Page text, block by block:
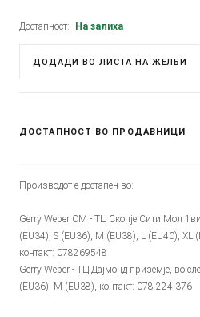
Достапност: На залиха
ДОДАДИ ВО ЛИСТА НА ЖЕЛБИ
ДОСТАПНОСТ ВО ПРОДАВНИЦИ
Производот е достапен во:
Gerry Weber CM - ТЦ Скопје Сити Мол
(EU34), S (EU36), M (EU38), L (EU40), XL
контакт: 078269548
Gerry Weber - ТЦ Дајмонд приземје, во
(EU36), M (EU38), контакт: 078 224 376